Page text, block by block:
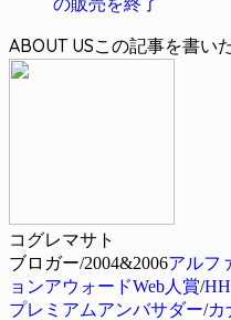
ABOUT US
コグレマサト
ブロガー/2004&2006アルフ
ョンアウォードWeb人賞/
プレミアムアンバサダー/カ